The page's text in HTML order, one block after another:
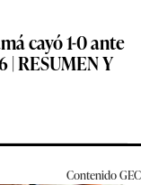
cayó 1-0 ante
RESUMEN Y
ContenidoGEC